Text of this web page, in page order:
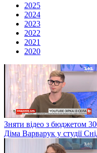
2025
2024
2023
2022
2021
2020
Зняти відео з бюджетом
Діма Варварук у студії